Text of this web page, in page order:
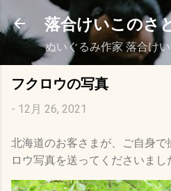
スキップしてメイン
落合けいこのさ
ぬいぐるみ作家 落合け
フクロウの写真
- 12月 26, 2021
北海道のお客さまが、ご自身で
ロウ写真を送ってくださいまし